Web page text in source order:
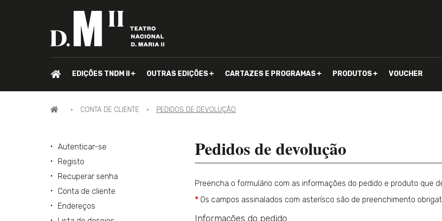
PÁGINA
EDIÇÕES TNDM II OUTRAS EDIÇÕES CARTAZES E PROGRAMAS PRODUTOS VOUCHER
PÁGINA CONTA DE CLIENTE PEDIDOS DE DEVOLUÇÃO
Pedidos de devolução
Preencha o formulário com as informações do pedido e produto que
*Os campos assinalados com asterísco são de preenchimento
Informações do pedido
Autenticar-se
Registo
Recuperar senha
Conta de cliente
Endereços